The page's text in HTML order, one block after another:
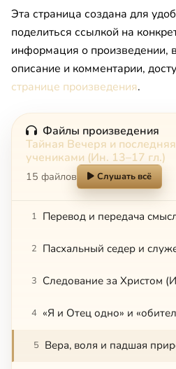
Эта страница создана для
поделиться ссылкой на
информация о произведении,
описание и комментарии,
странице произведения.
Файлы произведения
Тайная Вечеря и
учениками (Ин. 13–17 гл.)
15 файлов Слушать всё
1 Перевод и передача
2
3 Следование за Христом
4
5